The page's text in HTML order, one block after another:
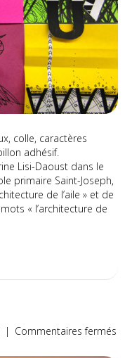
colle, caractères
adhésif.
Lisi-Daoust dans le
primaire Saint-Joseph,
de l’aile » et de
« l’architecture de
| Commentaires fermés